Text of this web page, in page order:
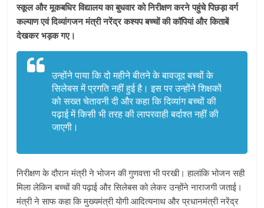
स्कूल और मूकबधिर विद्यालय का बुधवार को निरीक्षण करने पहुंचे पिछड़ा वर्ग
कल्याण एवं दिव्यांगजन मंत्री नरेंद्र कश्यप बच्चों की कॉपियां और किताबें
देखकर भड़क गए।
उन्होंने पाया कि दो महीने बीतने के बावजूद बच्चों के
सिलेबस में प्रगति नहीं हुई है। इस पर उन्होंने शिक्षकों
को सख्त चेतावनी दी और कहा कि दिव्यांग बच्चों की
पढ़ाई में किसी भी तरह की लापरवाही बर्दाश्त नहीं की
जाएगी।
निरीक्षण के दौरान मंत्री ने भोजन की गुणवत्ता भी परखी। हालांकि भोजन सही
मिला लेकिन बच्चों की पढ़ाई और सिलेबस को लेकर उन्होंने नाराजगी जताई।
मंत्री ने साफ कहा कि मुख्यमंत्री योगी आदित्यनाथ और प्रधानमंत्री नरेंद्र